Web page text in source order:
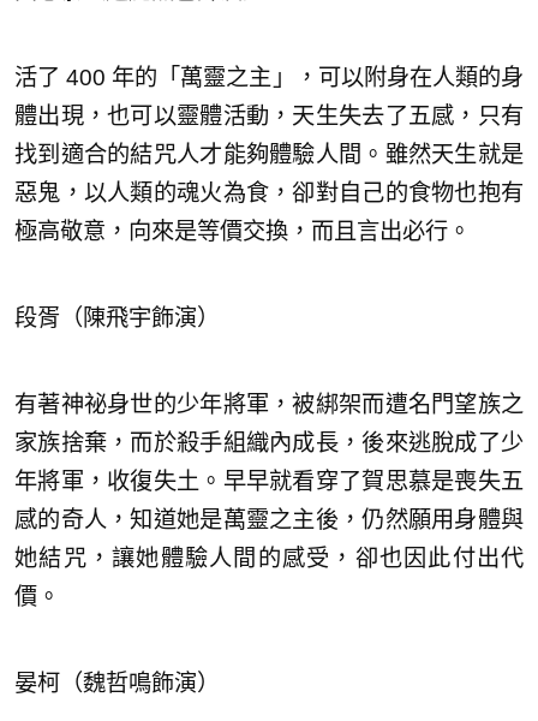
活了 400 年的「萬靈之主」，可以附身在人類的身
體出現，也可以靈體活動，天生失去了五感，只有
找到適合的結咒人才能夠體驗人間。雖然天生就是
惡鬼，以人類的魂火為食，卻對自己的食物也抱有
極高敬意，向來是等價交換，而且言出必行。
段胥（陳飛宇飾演）
有著神祕身世的少年將軍，被綁架而遭名門望族之
家族捨棄，而於殺手組織內成長，後來逃脫成了少
年將軍，收復失土。早早就看穿了賀思慕是喪失五
感的奇人，知道她是萬靈之主後，仍然願用身體與
她結咒，讓她體驗人間的感受，卻也因此付出代
價。
晏柯（魏哲鳴飾演）